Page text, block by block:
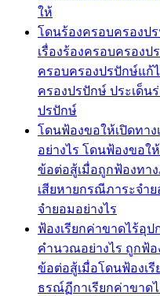
ให้
โดนร้องครอบครองป
เรื่องร้องครอบครอง
ครอบครองปรปักษ์แก้
ครองปรปักษ์ ประเด็
ปรปักษ์
โดนฟ้องขอให้เปิดทา
อย่างไร โดนฟ้องขอใ
ข้อต่อสู้เมื่อถูกฟ้องทา
เสียหายกรณีภาระจำ
จำยอมอย่างไร
ฟ้องเรียกค่าขาดไร้อุป
คำนวณอย่างไร ถูกฟ้อ
ข้อต่อสู้เมื่อโดนฟ้องเ
ธรณ์ฏีกาเรียกค่าขาด